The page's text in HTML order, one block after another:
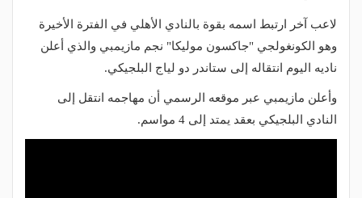
لاعب آخر ارتبط اسمه بقوة بالنادي الأهلي في الفترة الأخيرة
وهو الكونغولجي "جاكسون موليكا" نجم مازيمبي والذي أعلن
ناديه اليوم انتقاله إلى ستاندر دو لياج البلجيكي.
وأعلن مازيمبي عبر موقعه الرسمي أن مهاجمه انتقل إلى
النادي البلجيكي بعقد يمتد إلى 4 مواسم.